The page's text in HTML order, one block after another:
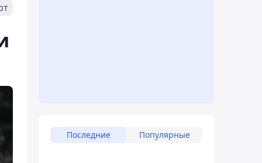
Последние Популярные